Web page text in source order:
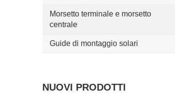
Morsetto terminale e morsetto
centrale
Guide di montaggio solari
NUOVI PRODOTTI